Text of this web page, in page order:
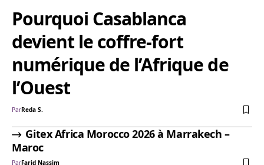
Pourquoi Casablanca
devient le coffre-fort
numérique de l’Afrique de
l’Ouest
ParReda S.
Gitex Africa Morocco 2026 à Marrakech –
Maroc
ParFarid Nassim